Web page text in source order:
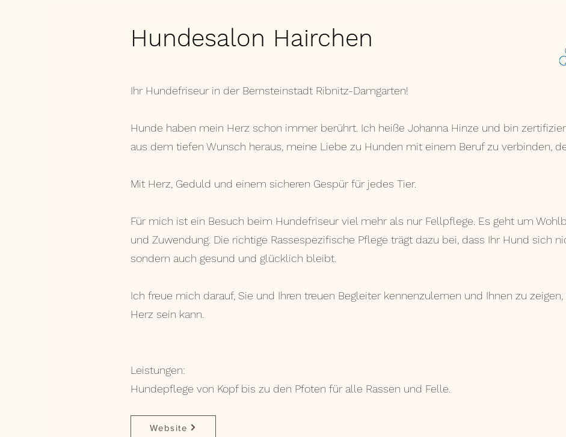
Hundesalon Hairchen
Ihr Hundefriseur in der Bernsteinstadt Ribnitz-Damgarten!
Hunde haben mein Herz schon immer berührt. Ich heiße Johanna Hinze und bin
aus dem tiefen Wunsch heraus, meine Liebe zu Hunden mit einem Beruf zu verbinden,
Mit Herz, Geduld und einem sicheren Gespür für jedes Tier.
Für mich ist ein Besuch beim Hundefriseur viel mehr als nur Fellpflege. Es geht um
und Zuwendung. Die richtige Rassespezifische Pflege trägt dazu bei, dass Ihr Hund sich
sondern auch gesund und glücklich bleibt.
Ich freue mich darauf, Sie und Ihren treuen Begleiter kennenzulernen und Ihnen zu
Herz sein kann.
Leistungen:
Hundepflege von Kopf bis zu den Pfoten für alle Rassen und Felle.
Website